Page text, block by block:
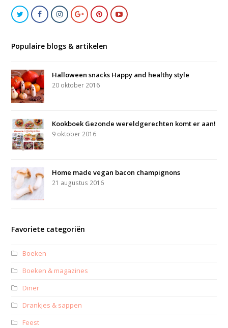
Populaire blogs & artikelen
Halloween snacks Happy and healthy style
20 oktober 2016
Kookboek Gezonde wereldgerechten komt er aan!
9 oktober 2016
Home made vegan bacon champignons
21 augustus 2016
Favoriete categoriën
Boeken
Boeken & magazines
Diner
Drankjes & sappen
Feest